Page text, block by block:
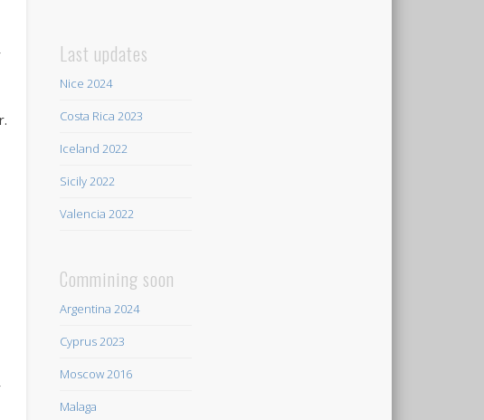
Last updates
Nice 2024
Costa Rica 2023
Iceland 2022
Sicily 2022
Valencia 2022
Commining soon
Argentina 2024
Cyprus 2023
Moscow 2016
Malaga